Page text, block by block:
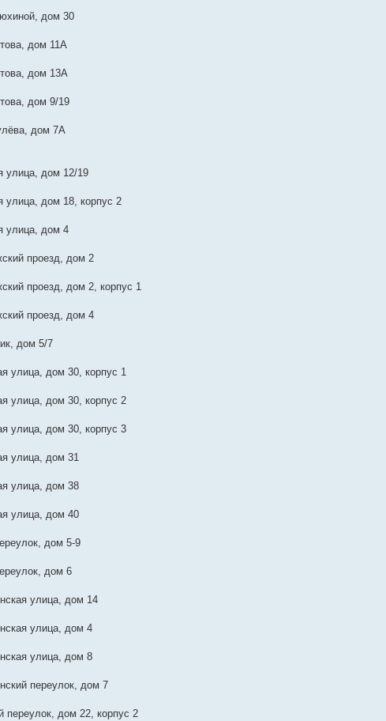
дом 30
дом 11А
дом 13А
дом 9/19
дом 7А
улица, дом 12/19
улица, дом 18, корпус 2
улица, дом 4
проезд, дом 2
проезд, дом 2, корпус 1
проезд, дом 4
дом 5/7
улица, дом 30, корпус 1
улица, дом 30, корпус 2
улица, дом 30, корпус 3
улица, дом 31
улица, дом 38
улица, дом 40
дом 5-9
дом 6
улица, дом 14
улица, дом 4
улица, дом 8
переулок, дом 7
переулок, дом 22, корпус 2